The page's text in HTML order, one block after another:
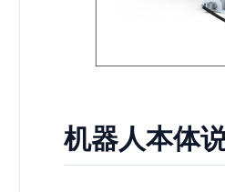
机器人本体